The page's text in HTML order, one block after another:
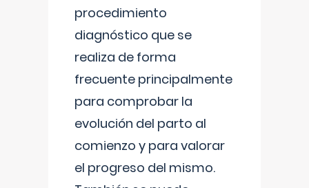
procedimiento
diagnóstico que se
realiza de forma
frecuente principalmente
para comprobar la
evolución del parto al
comienzo y para valorar
el progreso del mismo.